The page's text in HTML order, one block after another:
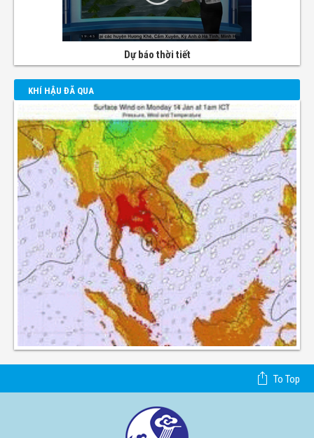
Dự báo thời tiết
KHÍ HẬU ĐÃ QUA
To Top